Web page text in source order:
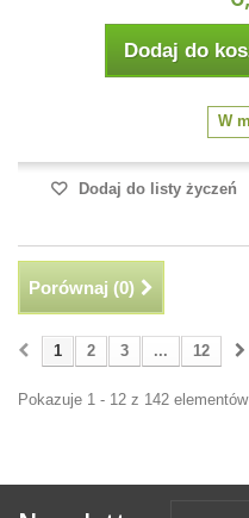
Dodaj do
W
Dodaj do listy życzeń
Porównaj (0)
1 2 3 ... 12
Pokazuje 1 - 12 z 142 elementów